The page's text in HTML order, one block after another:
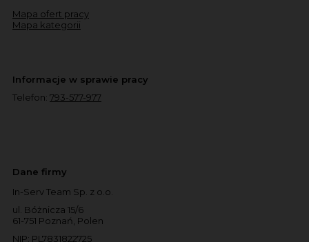
Mapa ofert pracy
Mapa kategorii
Informacje w sprawie pracy
Telefon: 793-577-977
Dane firmy
In-Serv Team Sp. z o.o.
ul. Bóżnicza 15/6
61-751 Poznań, Polen
NIP: PL7831822725